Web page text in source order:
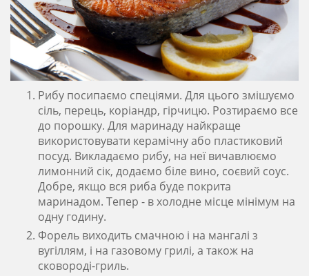
Рибу посипаємо спеціями. Для цього змішуємо
сіль, перець, коріандр, гірчицю. Розтираємо все
до порошку. Для маринаду найкраще
використовувати керамічну або пластиковий
посуд. Викладаємо рибу, на неї вичавлюємо
лимонний сік, додаємо біле вино, соєвий соус.
Добре, якщо вся риба буде покрита
маринадом. Тепер - в холодне місце мінімум на
одну годину.
Форель виходить смачною і на мангалі з
вугіллям, і на газовому грилі, а також на
сковороді-гриль.